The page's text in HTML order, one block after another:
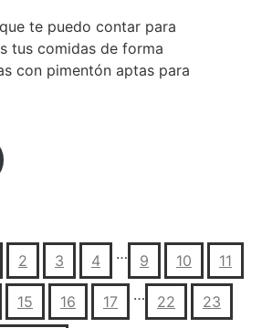
te puedo contar para
tus comidas de forma
con pimentón aptas para
2 3 4 … 9 10 11
15 16 17 … 22 23